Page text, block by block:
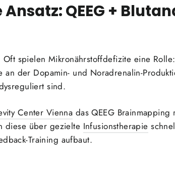
QEEG +
spielen Mikronährstoffdefizite eine
an der Dopamin- und Noradrenalin-
sind.
Center Vienna das QEEG
diese über gezielte Infusionstherapie
Training aufbaut.